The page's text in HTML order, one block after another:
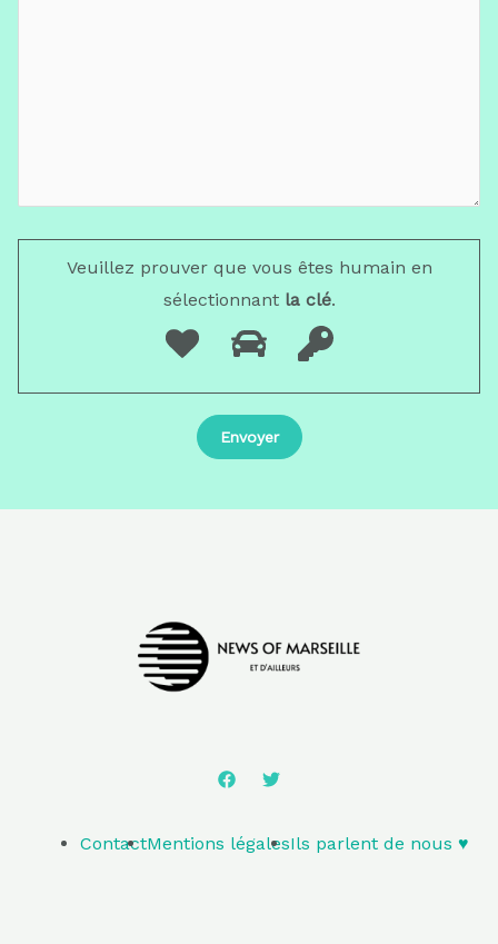
Veuillez prouver que vous êtes humain en
sélectionnantla clé.
ContactMentions légalesIls parlent de nous ♥️